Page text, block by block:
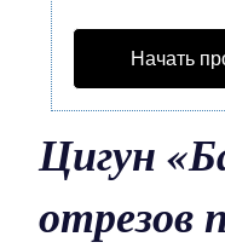
Начать
Цигун
отрезов